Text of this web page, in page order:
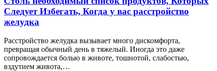
Следует Избегать, Когда у вас расстройство
желудка
Расстройство желудка вызывает много дискомфорта,
превращая обычный день в тяжелый. Иногда это даже
сопровождается болью в животе, тошнотой, слабостью,
вздутием живота,…